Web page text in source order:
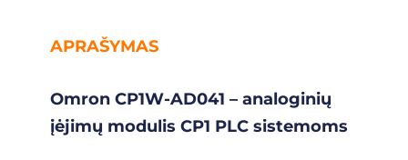
APRAŠYMAS
Omron CP1W-AD041 – analoginių
įėjimų modulis CP1 PLC sistemoms